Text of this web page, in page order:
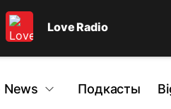
Love Radio
News Подкасты